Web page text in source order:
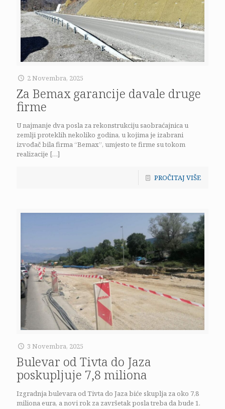
2 Novembra, 2025
Za Bemax garancije davale druge
firme
U najmanje dva posla za rekonstrukciju saobraćajnica u
zemlji proteklih nekoliko godina, u kojima je izabrani
izvođač bila firma “Bemax”, umjesto te firme su tokom
realizacije […]
PROČITAJ VIŠE
3 Novembra, 2025
Bulevar od Tivta do Jaza
poskupljuje 7,8 miliona
Izgradnja bulevara od Tivta do Jaza biće skuplja za oko 7,8
miliona eura, a novi rok za završetak posla treba da bude 1.